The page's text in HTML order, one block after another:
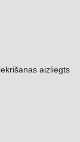
aizliegts